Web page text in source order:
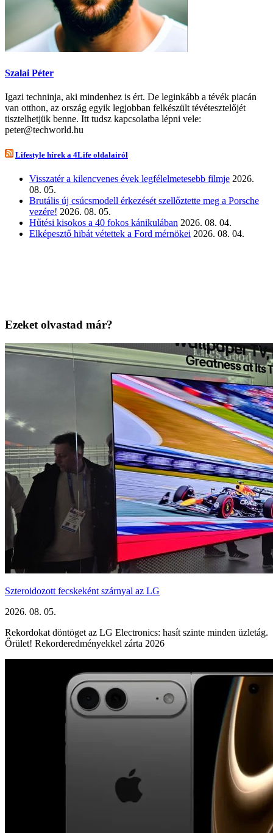
Szalai Péter
Igazi techninja, aki mindenhez is ért. De leginkább a tévék piacán
van otthon, az ország egyik legjobban felkészült tévétesztelőjét
tisztelhetjük benne. Itt tudsz kapcsolatba lépni vele:
peter@techworld.hu
Lifestyle hírek a 4Life oldalairól
Visszatér a kilencvenes évek legfélelmetesebb filmje 2026.
08. 05.
Brutális új csúcsmodell érkezését szellőztette meg a Porsche
vezére! 2026. 08. 05.
Hűtési kisokos a 40 fokos kánikulában 2026. 08. 04.
Elképesztő hibát vétettek a Ford mérnökei 2026. 08. 04.
Ezeket olvastad már?
Szteroidozott fecskeként szárnyal az LG
2026. 08. 05.
Rekordokat döntöget az LG Electronics: hasít szinte minden üzletág.
Őrület! Rekorderedményekkel zárta 2026